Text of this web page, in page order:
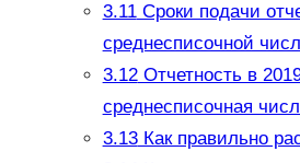
3.11Сроки подачи
среднесписочной
3.12Отчетность в
среднесписочная
3.13Как правильно